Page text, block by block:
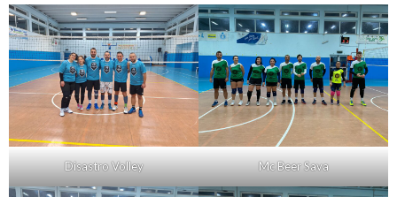
Disastro Volley Mc Beer Sava